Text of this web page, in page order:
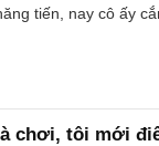
tiến, nay cô ấy
chơi, tôi mới